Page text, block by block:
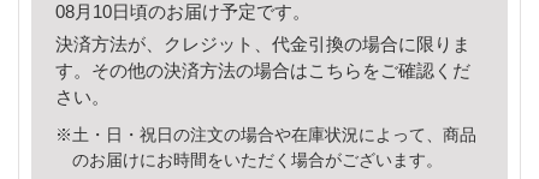
08月10日頃のお届け予定です。
決済方法が、クレジット、代金引換の場合に限りま
す。その他の決済方法の場合はこちら をご確認くだ
さい。
※土・日・祝日の注文の場合や在庫状況によって、商品
のお届けにお時間をいただく場合がございます。